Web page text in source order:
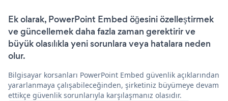
Ek olarak, PowerPoint Embed öğesini özelleştirmek
ve güncellemek daha fazla zaman gerektirir ve
büyük olasılıkla yeni sorunlara veya hatalara neden
olur.
Bilgisayar korsanları PowerPoint Embed güvenlik açıklarından
yararlanmaya çalışabileceğinden, şirketiniz büyümeye devam
ettikçe güvenlik sorunlarıyla karşılaşmanız olasıdır.